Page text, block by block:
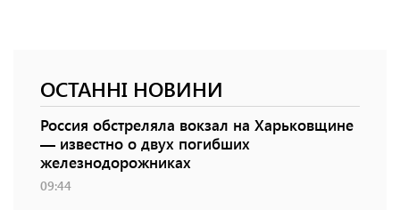
ОСТАННІ НОВИНИ
Россия обстреляла вокзал на Харьковщине
— известно о двух погибших
железнодорожниках
09:44